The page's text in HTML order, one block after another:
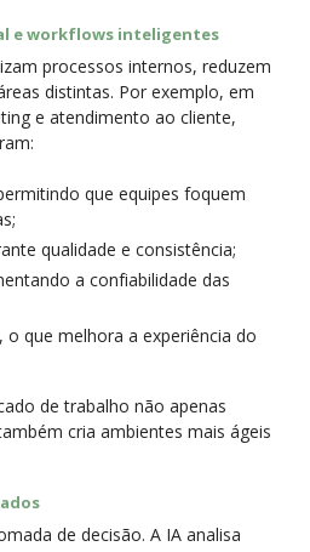
e workflows inteligentes
processos internos, reduzem
distintas. Por exemplo, em
e atendimento ao cliente,
que equipes foquem
qualidade e consistência;
a confiabilidade das
o que melhora a experiência do
de trabalho não apenas
cria ambientes mais ágeis
de decisão. A IA analisa